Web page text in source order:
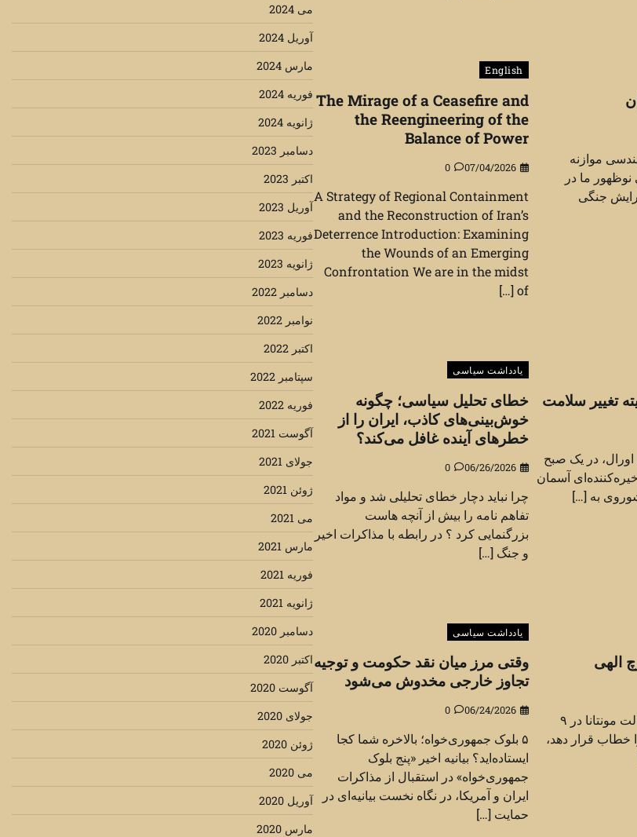
موازنه
ما در
جنگی
English
The Mirage of a Ceasefire and
the Reengineering of the
Balance of Power
07/04/2026
0
A Strategy of Regional Containment
and the Reconstruction of Iran’s
Deterrence Introduction: Examining
the Wounds of an Emerging
Confrontation We are in the midst
of […]
تغییر سلامت
اورال، در یک صبح
خیره‌کننده‌ای آسمان
به […]
یادداشت سیاسی
خطای تحلیل سیاسی؛ چگونه
خوش‌بینی‌های کاذب، ایران را از
خطرهای آینده غافل می‌کند؟
06/26/2026
0
چرا نباید دچار خطای تحلیلی شد و مواد
تفاهم نامه را بیش از آنچه هاست
بزرگنمایی کرد ؟ در رابطه با مذاکرات اخیر
و جنگ […]
الهی
زمانی که سناتور مایک منسفیلد از ایالت مونتانا در ۹
را خطاب قرار دهد،
یادداشت سیاسی
وقتی مرز میان نقد حکومت و توجیه
تجاوز خارجی مخدوش می‌شود
06/24/2026
0
۵ بلوک جمهوری‌خواه؛ بالاخره شما کجا
ایستاده‌اید؟ بیانیه اخیر «پنج بلوک
جمهوری‌خواه» در استقبال از مذاکرات
ایران و آمریکا، در نگاه نخست بیانیه‌ای در
حمایت […]
می 2024
آوریل 2024
مارس 2024
فوریه 2024
ژانویه 2024
دسامبر 2023
اکتبر 2023
آوریل 2023
فوریه 2023
ژانویه 2023
دسامبر 2022
نوامبر 2022
اکتبر 2022
سپتامبر 2022
فوریه 2022
آگوست 2021
جولای 2021
ژوئن 2021
می 2021
مارس 2021
فوریه 2021
ژانویه 2021
دسامبر 2020
اکتبر 2020
آگوست 2020
جولای 2020
ژوئن 2020
می 2020
آوریل 2020
مارس 2020